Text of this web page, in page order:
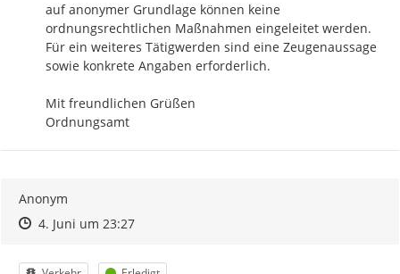
auf anonymer Grundlage können keine
ordnungsrechtlichen Maßnahmen eingeleitet werden.
Für ein weiteres Tätigwerden sind eine Zeugenaussage
sowie konkrete Angaben erforderlich.
Mit freundlichen Grüßen
Ordnungsamt
Anonym
Zeitpunkt des Erstellens
Zeitpunkt des Erstellens
4. Juni um 23:27Zur Äußerung